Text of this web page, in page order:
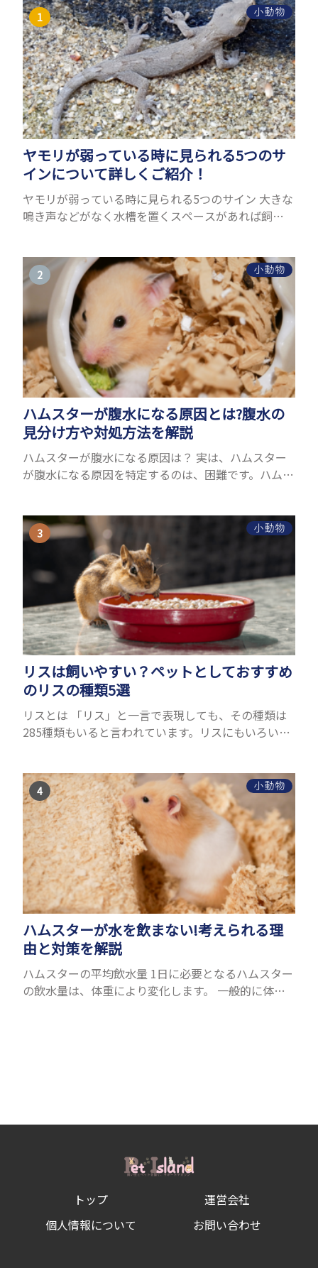
小動物
ヤモリが弱っている時に見られる5つのサ
インについて詳しくご紹介！
ヤモリが弱っている時に見られる5つのサイン 大きな
鳴き声などがなく水槽を置くスペースがあれば飼う
でしょうか...
小動物
ハムスターが腹水になる原因とは?腹水の
見分け方や対処方法を解説
ハムスターが腹水になる原因は？ 実は、ハムスター
が腹水になる原因を特定するのは、困難です。ハムス
理由はさま...
小動物
リスは飼いやすい？ペットとしておすすめ
のリスの種類5選
リスとは 「リス」と一言で表現しても、その種類は
285種類もいると言われています。リスにもいろいろ
が強いも...
小動物
ハムスターが水を飲まない!考えられる理
由と対策を解説
ハムスターの平均飲水量 1日に必要となるハムスター
の飲水量は、体重により変化します。 一般的に体重
トップ
運営会社
個人情報について
お問い合わせ